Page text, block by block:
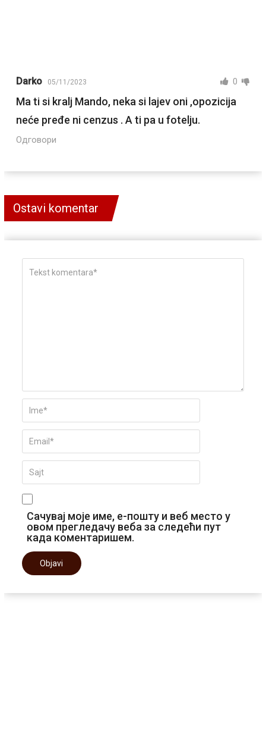
Darko 05/11/2023 0
Ma ti si kralj Mando, neka si lajev oni ,opozicija
neće pređe ni cenzus . A ti pa u fotelju.
Одговори
Ostavi komentar
Сачувај моје име, е-пошту и веб место у
овом прегледачу веба за следећи пут
када коментаришем.